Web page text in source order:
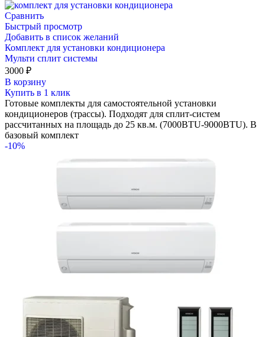
Сравнить
Быстрый просмотр
Добавить в список желаний
Комплект для установки кондиционера
Мульти сплит системы
3000 ₽
В корзину
Купить в 1 клик
Готовые комплекты для самостоятельной установки
кондиционеров (трассы). Подходят для сплит-систем
рассчитанных на площадь до 25 кв.м. (7000BTU-9000BTU). В
базовый комплект
-10%